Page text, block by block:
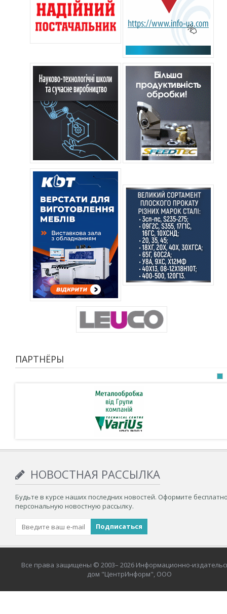
ПАРТНЁРЫ
НОВОСТНАЯ РАССЫЛКА
Будьте в курсе наших последних новостей. Оформите
персональную новостную рассылку.
Все права защищены © 2003– 2026 Информационно-
дом "ЦентрИнформ", ООО